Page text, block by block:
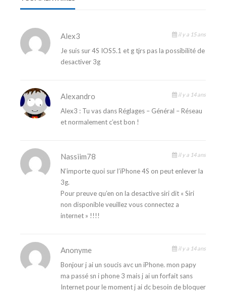
Alex3 il y a 15 ans
Je suis sur 4S IOS5.1 et g tjrs pas la possibilité de
desactiver 3g
Alexandro il y a 14 ans
Alex3 : Tu vas dans Réglages – Général – Réseau
et normalement c’est bon !
Nassiim78 il y a 14 ans
N’importe quoi sur l’iPhone 4S on peut enlever la
3g.
Pour preuve qu’en on la desactive siri dit « Siri
non disponible veuillez vous connectez a
internet » !!!!
Anonyme il y a 14 ans
Bonjour j ai un soucis avc un iPhone. mon papy
ma passé sn i phone 3 mais j ai un forfait sans
Internet pour le moment j ai dc besoin de bloquer